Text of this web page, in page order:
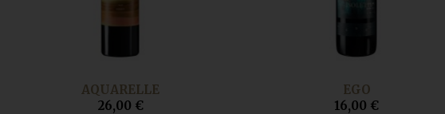
AQUARELLE
26,00 €
EGO
16,00 €